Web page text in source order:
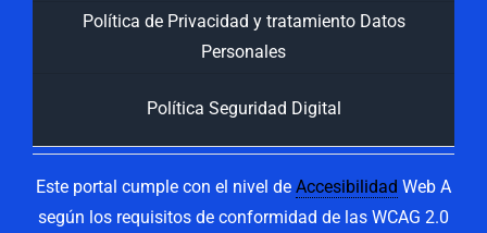
Política de Privacidad y tratamiento Datos
Personales
Política Seguridad Digital
Este portal cumple con el nivel de Accesibilidad Web A
según los requisitos de conformidad de las WCAG 2.0